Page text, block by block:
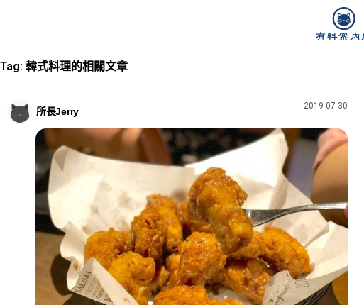
Tag: 韓式料理的相關文章
所長Jerry
2019-07-30